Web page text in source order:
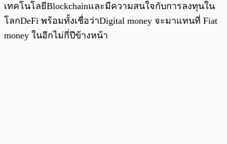
เทคโนโลยีBlockchainและมีความสนใจกับการลงทุนใน
โลกDeFi พร้อมทั้งเชื่อว่าDigital money จะมาแทนที่ Fiat
money ในอีกไม่กี่ปีข้างหน้า